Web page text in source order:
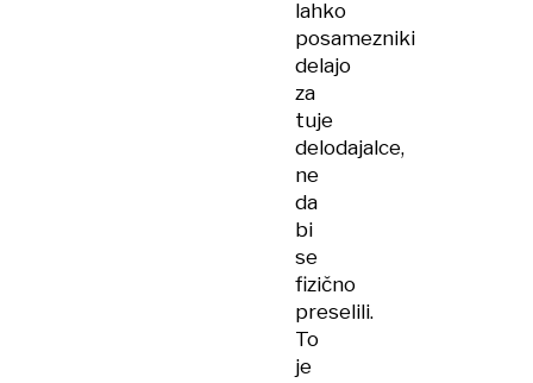
lahko
posamezniki
delajo
za
tuje
delodajalce,
ne
da
bi
se
fizično
preselili.
To
je